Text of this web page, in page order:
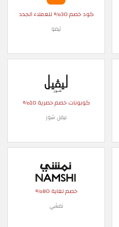
كود خصم 30% للعملاء الجدد
تيمو
كوبونات خصم حصرية 10%
ليفل شوز
خصم لغاية 80%
نمشي